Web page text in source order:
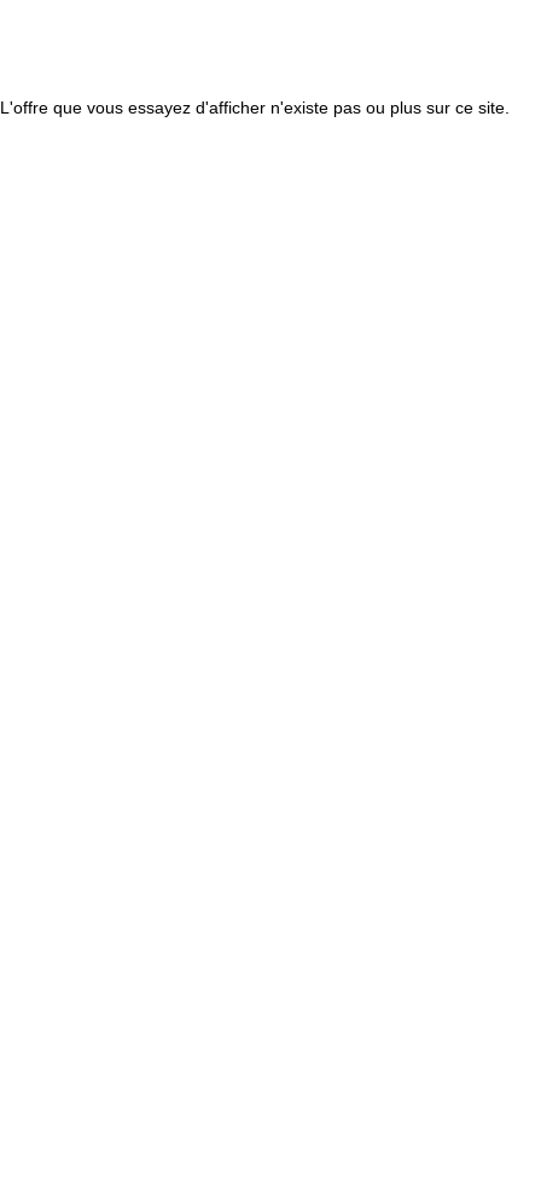
L'offre que vous essayez d'afficher n'existe pas ou plus sur ce site.